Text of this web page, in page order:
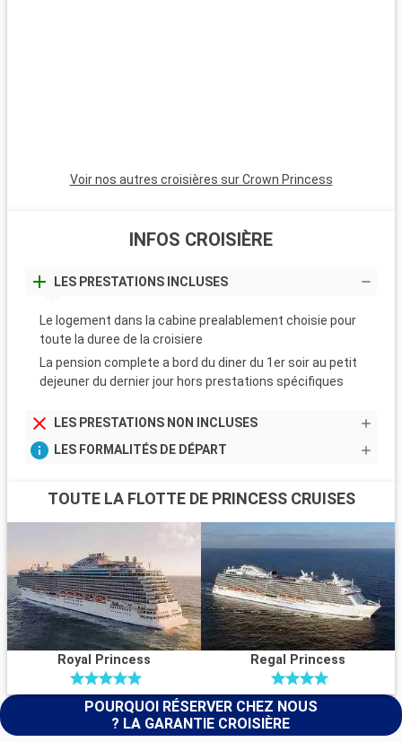
Voir nos autres croisières sur Crown Princess
INFOS CROISIÈRE
LES PRESTATIONS INCLUSES
Le logement dans la cabine prealablement choisie pour
toute la duree de la croisiere
La pension complete a bord du diner du 1er soir au petit
dejeuner du dernier jour hors prestations spécifiques
LES PRESTATIONS NON INCLUSES
LES FORMALITÉS DE DÉPART
TOUTE LA FLOTTE DE PRINCESS CRUISES
Royal Princess Regal Princess
POURQUOI RÉSERVER CHEZ NOUS
? LA GARANTIE CROISIÈRE